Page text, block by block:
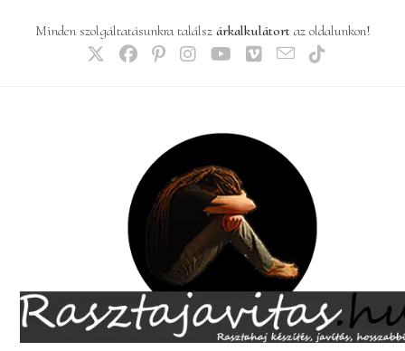
Minden szolgáltatásunkra találsz árkalkulátortaz oldalunkon!